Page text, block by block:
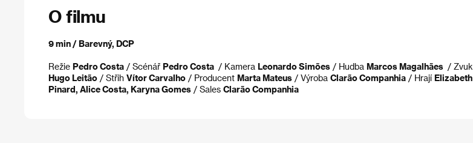
O filmu
9 min / Barevný, DCP
Režie Pedro Costa / Scénář Pedro Costa / Kamera Leonardo Simões / Hudba Marcos Magalhães / Zvuk
Hugo Leitão / Střih Vítor Carvalho / Producent Marta Mateus / Výroba Clarão Companhia / Hrají Elizabeth
Pinard, Alice Costa, Karyna Gomes / Sales Clarão Companhia